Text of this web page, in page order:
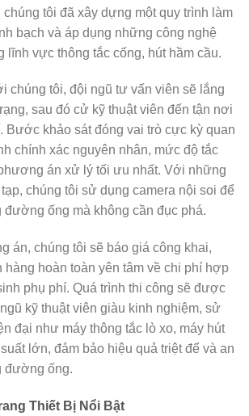
tôi đã xây dựng một quy trình làm
bạch và áp dụng những công nghệ
lĩnh vực thông tắc cống, hút hầm cầu.
chúng tôi, đội ngũ tư vấn viên sẽ lắng
sau đó cử kỹ thuật viên đến tận nơi
Bước khảo sát đóng vai trò cực kỳ quan
chính xác nguyên nhân, mức độ tắc
án xử lý tối ưu nhất. Với những
chúng tôi sử dụng camera nội soi để
đường ống mà không cần đục phá.
án, chúng tôi sẽ báo giá công khai,
hàng hoàn toàn yên tâm về chi phí hợp
phụ phí. Quá trình thi công sẽ được
kỹ thuật viên giàu kinh nghiệm, sử
đại như máy thông tắc lò xo, máy hút
lớn, đảm bảo hiệu quả triệt để và an
đường ống.
Thiết Bị Nổi Bật